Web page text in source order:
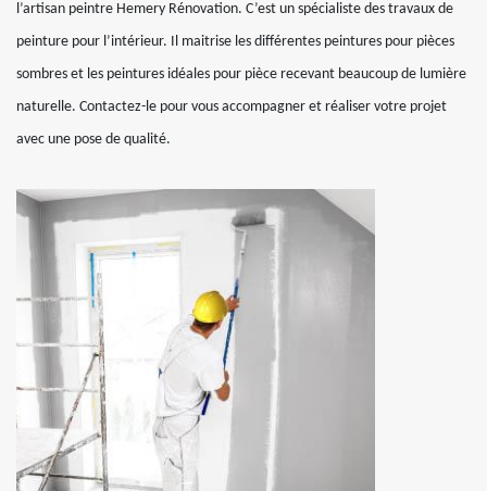
l’artisan peintre Hemery Rénovation. C’est un spécialiste des travaux de
peinture pour l’intérieur. Il maitrise les différentes peintures pour pièces
sombres et les peintures idéales pour pièce recevant beaucoup de lumière
naturelle. Contactez-le pour vous accompagner et réaliser votre projet
avec une pose de qualité.